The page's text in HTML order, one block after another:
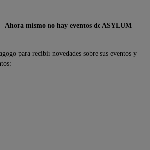
Ahora mismo no hay eventos de ASYLUM
para recibir novedades sobre sus eventos y